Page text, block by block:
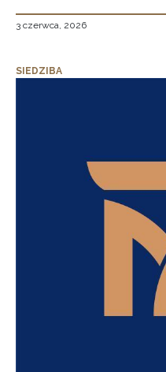
3 czerwca, 2026
SIEDZIBA